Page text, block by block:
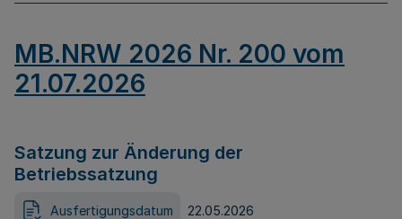
MB.NRW 2026 Nr. 200 vom
21.07.2026
Satzung zur Änderung der
Betriebssatzung
Ausfertigungsdatum 22.05.2026